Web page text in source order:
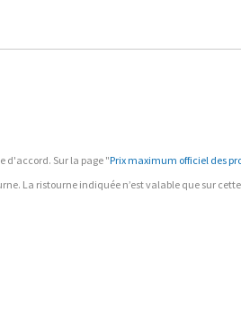
d'accord. Sur la page "Prix maximum officiel des
La ristourne indiquée n’est valable que sur